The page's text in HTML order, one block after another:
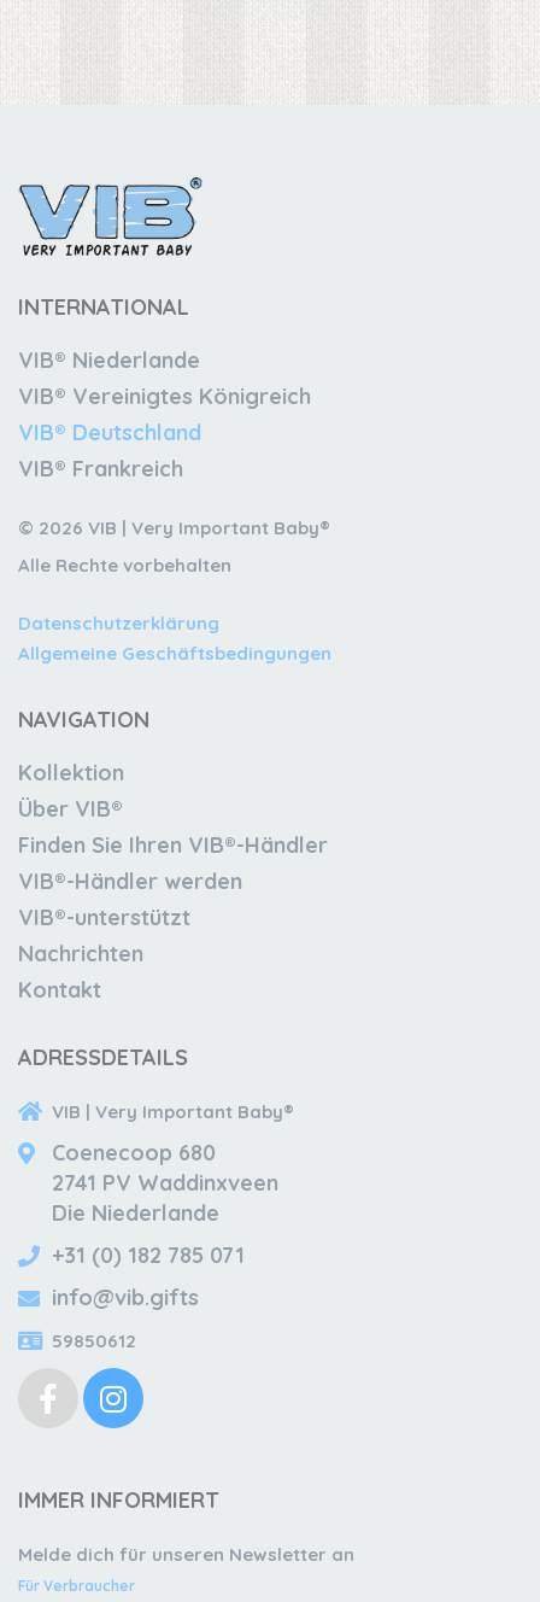
INTERNATIONAL
VIB® Niederlande
VIB® Vereinigtes Königreich
VIB® Deutschland
VIB® Frankreich
© 2026 VIB | Very Important Baby®
Alle Rechte vorbehalten
Datenschutzerklärung
Allgemeine Geschäftsbedingungen
NAVIGATION
Kollektion
Über VIB®
Finden Sie Ihren VIB®-Händler
VIB®-Händler werden
VIB®-unterstützt
Nachrichten
Kontakt
ADRESSDETAILS
VIB | Very Important Baby®
Coenecoop 680
2741 PV Waddinxveen
Die Niederlande
+31 (0) 182 785 071
info@vib.gifts
59850612
IMMER INFORMIERT
Melde dich für unseren Newsletter an
Für Verbraucher